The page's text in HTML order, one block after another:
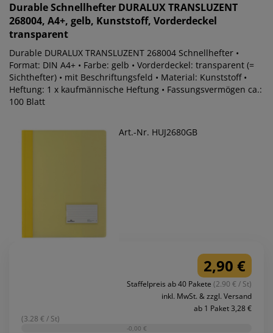
DurableSchnellhefter DURALUX TRANSLUZENT
268004, A4+, gelb, Kunststoff, Vorderdeckel
transparent
Durable DURALUX TRANSLUZENT 268004 Schnellhefter •
Format: DIN A4+ • Farbe: gelb • Vorderdeckel: transparent (=
Sichthefter) • mit Beschriftungsfeld • Material: Kunststoff •
Heftung: 1 x kaufmännische Heftung • Fassungsvermögen ca.:
100 Blatt
Art.-Nr. HUJ2680GB
2,90 €
Staffelpreis ab 40 Pakete (2.90 € / St)
inkl. MwSt. & zzgl. Versand
ab 1 Paket 3,28 €
(3.28 € / St)
-0,00 €